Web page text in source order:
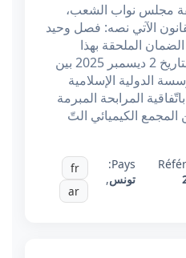
مجلس نواب الشعب،
الآتي نصه: فصل وحيد
الملحقة بهذا
القانون والمبرمة بتونس بتاريخ 2 ديسمبر 2025 بين
الدولية الإسلامية
المرابحة المبرمة
Pays:
تونس,
fr
ar